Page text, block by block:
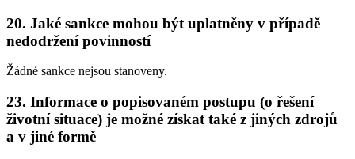
20. Jaké sankce mohou být uplatněny v případě
nedodržení povinností
Žádné sankce nejsou stanoveny.
23. Informace o popisovaném postupu (o řešení
životní situace) je možné získat také z jiných zdrojů
a v jiné formě